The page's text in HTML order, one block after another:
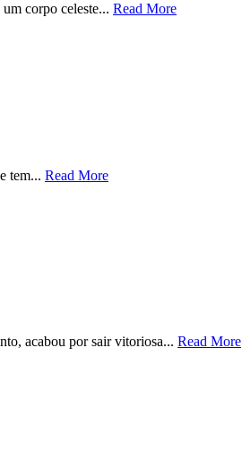
corpo celeste... Read More
tem... Read More
acabou por sair vitoriosa... Read More